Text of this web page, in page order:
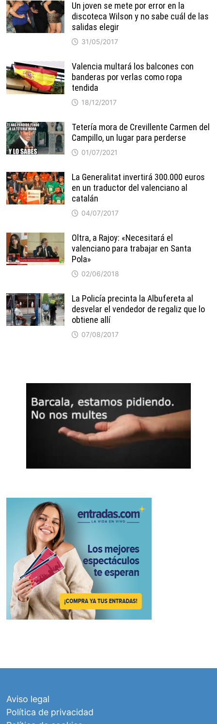
Un joven se mete por error en la
discoteca Wilson y no sabe cuál de las
salidas elegir
31/05/2017
Valencia multará los balcones con
banderas por verlas como ropa
tendida
18/12/2017
Tetería mora de Crevillente Carmen del
Campillo, un lugar para perderse
01/07/2021
La Generalitat invertirá 300.000 euros
en un traductor del valenciano al
catalán
04/07/2017
Oltra, a Rajoy: «Necesitará el
valenciano para trabajar en Santa
Pola»
02/06/2018
La Policía precinta la Albufereta al
desvelar el vendedor de regaliz que lo
obtiene allí
07/08/2017
Aviso legal
Política de privacidad